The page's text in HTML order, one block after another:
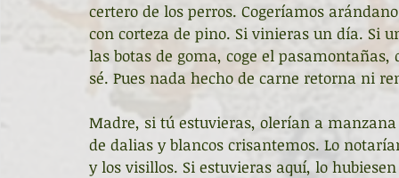
Entonces Vengo del norte Pequeños pasos
certero de los perros. Cogeríamos
con corteza de pino. Si vinieras un día. Si
las botas de goma, coge el
sé. Pues nada hecho de carne retorna ni
Madre, si tú estuvieras, olerían a
de dalias y blancos crisantemos. Lo
y los visillos. Si estuvieras aquí, lo